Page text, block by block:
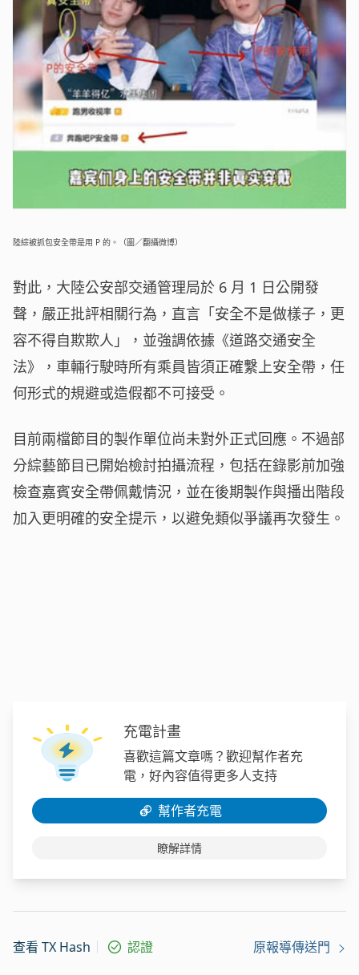
陸綜被抓包安全帶是用 P 的。（圖／翻攝微博）
對此，大陸公安部交通管理局於 6 月 1 日公開發
聲，嚴正批評相關行為，直言「安全不是做樣子，更
容不得自欺欺人」，並強調依據《道路交通安全
法》，車輛行駛時所有乘員皆須正確繫上安全帶，任
何形式的規避或造假都不可接受。
目前兩檔節目的製作單位尚未對外正式回應。不過部
分綜藝節目已開始檢討拍攝流程，包括在錄影前加強
檢查嘉賓安全帶佩戴情況，並在後期製作與播出階段
加入更明確的安全提示，以避免類似爭議再次發生。
充電計畫
喜歡這篇文章嗎？歡迎幫作者充
電，好內容值得更多人支持
幫作者充電
瞭解詳情
查看 TX Hash 認證 原報導傳送門